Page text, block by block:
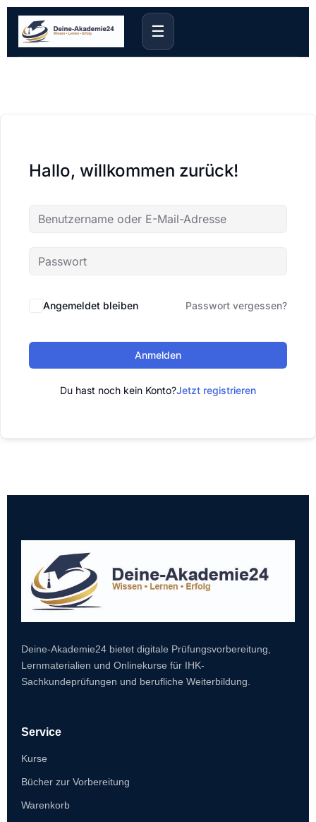
☰
Hallo, willkommen zurück!
Angemeldet bleiben Passwort vergessen?
Anmelden
Du hast noch kein Konto?Jetzt registrieren
Deine-Akademie24 bietet digitale Prüfungsvorbereitung,
Lernmaterialien und Onlinekurse für IHK-
Sachkundeprüfungen und berufliche Weiterbildung.
Service
Kurse
Bücher zur Vorbereitung
Warenkorb